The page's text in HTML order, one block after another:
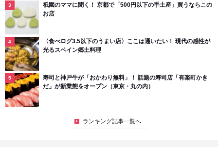
祇園のママに聞く！ 京都で「500円以下の手土産」買うならこの
お店
〈食べログ3.5以下のうまい店〉ここは通いたい！ 現代の感性が
光るスペイン郷土料理
寿司と神戸牛が「おかわり無料」！ 話題の寿司店「有楽町かき
だ」が新業態をオープン（東京・丸の内）
ランキング記事一覧へ